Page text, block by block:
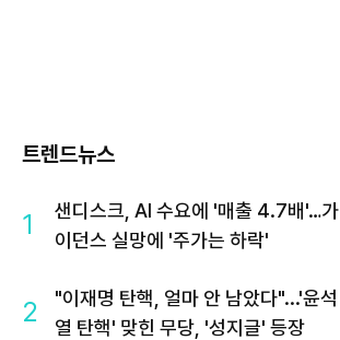
트렌드뉴스
1
샌디스크, AI 수요에 '매출 4.7배'…가
이던스 실망에 '주가는 하락'
2
"이재명 탄핵, 얼마 안 남았다"...'윤석
열 탄핵' 맞힌 무당, '성지글' 등장